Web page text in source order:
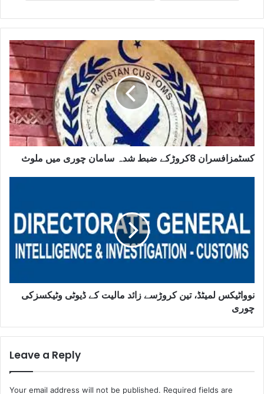
کسٹمزافسران 8کروڑکے ضبط شدہ سامان چوری میں ملوث
نوواٹیکس لمیٹڈ، تین کروڑسے زائد مالیت کے ڈیوٹی وٹیکسزکی
چوری
Leave a Reply
Your email address will not be published. Required fields are